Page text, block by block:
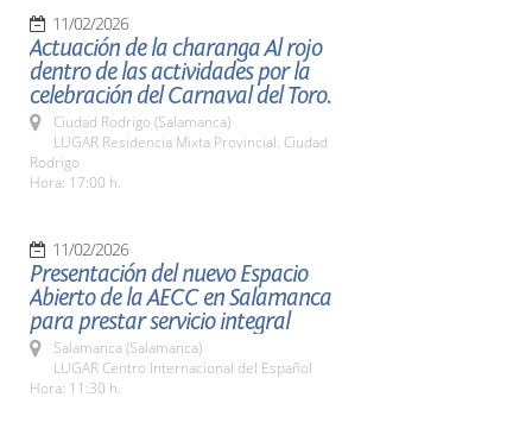
11/02/2026
Actuación de la charanga Al rojo
dentro de las actividades por la
celebración del Carnaval del Toro.
Ciudad Rodrigo (Salamanca)
LUGAR Residencia Mixta Provincial. Ciudad
Rodrigo
Hora: 17:00 h.
11/02/2026
Presentación del nuevo Espacio
Abierto de la AECC en Salamanca
para prestar servicio integral
Salamanca (Salamanca)
LUGAR Centro Internacional del Español
Hora: 11:30 h.